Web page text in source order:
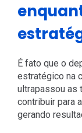
É fato que o
estratégico na
ultrapassou as
contribuir para
gerando